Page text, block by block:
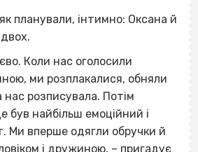
планували, інтимно: Оксана й
Коли нас оголосили
ми розплакалися, обняли
нас розписувала. Потім
був найбільш емоційний і
Ми вперше одягли обручки й
і дружиною, – пригадує